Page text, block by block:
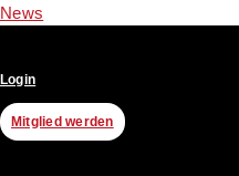
News
Login
Mitglied werden